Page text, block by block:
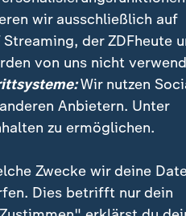
hat sich in den letzten
Immer mehr Menschen
wir ausschließlich auf
der ZDFheute
von uns nicht
Wir nutzen
Anbietern. Unter
zu ermöglichen.
Zwecke wir deine
Dies betrifft nur dein